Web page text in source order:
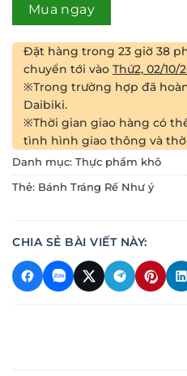
Mua ngay
Đặt hàng trong 23 giờ 38
chuyển tới vào Thứ2, 02/10/
※Trong trường hợp đã
Daibiki.
※Thời gian giao hàng có
tình hình giao thông và
Danh mục: Thực phẩm khô
Thẻ: Bánh Tráng Rế Như ý
CHIA SẺ BÀI VIẾT NÀY: